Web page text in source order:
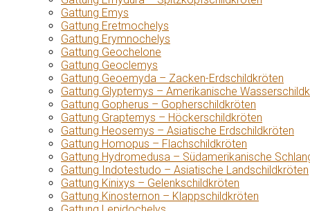
Gattung Emys
Gattung Eretmochelys
Gattung Erymnochelys
Gattung Geochelone
Gattung Geoclemys
Gattung Geoemyda – Zacken-Erdschildkröten
Gattung Glyptemys – Amerikanische
Gattung Gopherus – Gopherschildkröten
Gattung Graptemys – Höckerschildkröten
Gattung Heosemys – Asiatische Erdschildkröten
Gattung Homopus – Flachschildkröten
Gattung Hydromedusa – Südamerikanische
Gattung Indotestudo – Asiatische Landschildkröten
Gattung Kinixys – Gelenkschildkröten
Gattung Kinosternon – Klappschildkröten